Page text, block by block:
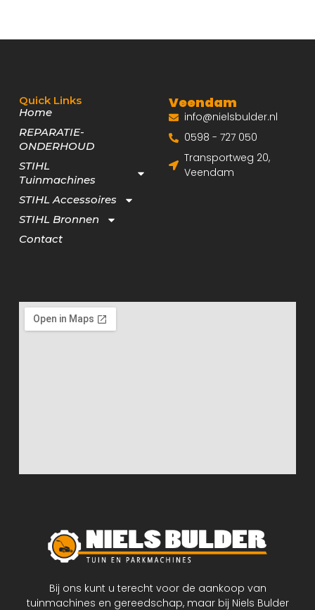
Bij ons kunt u terecht voor de aankoop van
tuinmachines en gereedschap, maar bij Niels Bulder
Quick Links
Home
REPARATIE-
ONDERHOUD
STIHL
Tuinmachines
STIHL Accessoires
STIHL Bronnen
Contact
Veendam
info@nielsbulder.nl
0598 - 727 050
Transportweg 20,
Veendam